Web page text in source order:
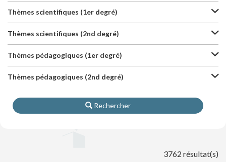
Thèmes scientifiques (1er degré)
Thèmes scientifiques (2nd degré)
Thèmes pédagogiques (1er degré)
Thèmes pédagogiques (2nd degré)
Rechercher
3762 résultat(s)